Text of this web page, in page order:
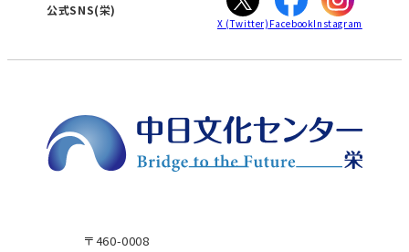
津
〒460-0008
公式SNS(栄)
X (Twitter) FacebookInstagram